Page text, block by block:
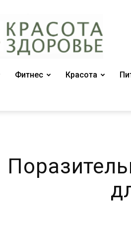
журнал
"Красота
и
Фитнес Красота